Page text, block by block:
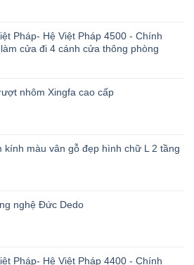
Pháp- Hệ Việt Pháp 4500 - Chính
cửa đi 4 cánh cửa thông phòng
nhôm Xingfa cao cấp
kính màu vân gỗ đẹp hình chữ L 2 tầng
nghệ Đức Dedo
Pháp- Hệ Việt Pháp 4400 - Chính